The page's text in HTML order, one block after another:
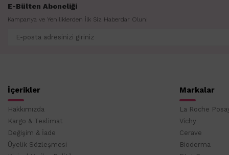
E-Bülten Aboneliği
Kampanya ve Yeniliklerden İlk Siz Haberdar Olun!
İçerikler
Hakkımızda
Kargo & Teslimat
Değişim & İade
Üyelik Sözleşmesi
Markalar
La Roche
Vichy
Cerave
Bioderma